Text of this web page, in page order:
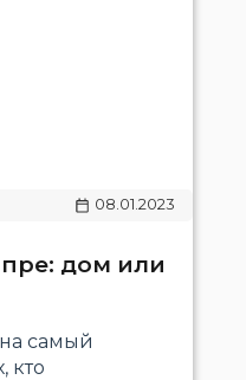
08.01.2023
дом или
самый
кто